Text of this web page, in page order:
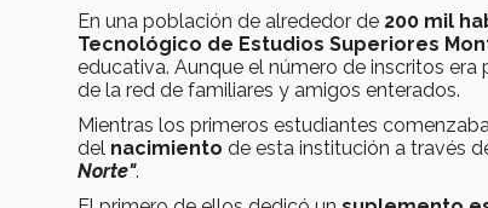
En una población de alrededor de 200 mil
Tecnológico de Estudios Superiores
educativa. Aunque el número de inscritos era
de la red de familiares y amigos enterados.
Mientras los primeros estudiantes
del nacimiento de esta institución a través
Norte".